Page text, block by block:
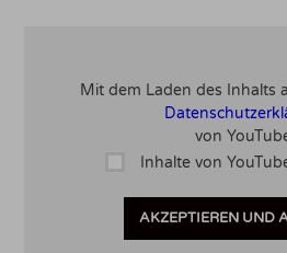
Mit dem Laden des Inhalts
von
Inhalte von
AKZEPTIEREN UND